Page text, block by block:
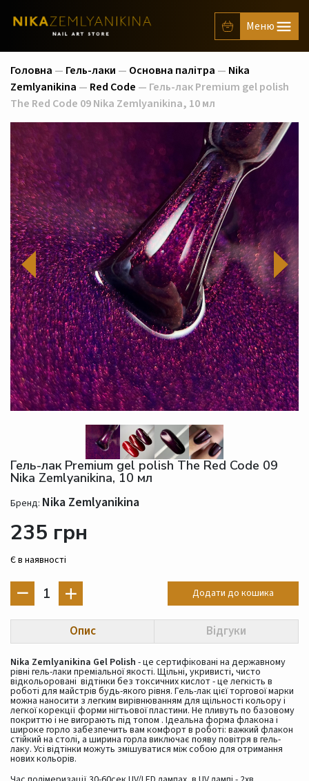
Головна — Гель-лаки — Основна палітра — Nika
Zemlyanikina — Red Code — Гель-лак Premium gel polish
The Red Code 09 Nika Zemlyanikina, 10 мл
Гель-лак Premium gel polish The Red Code 09
Nika Zemlyanikina, 10 мл
Бренд: Nika Zemlyanikina
235 грн
Є в наявності
1 Додати до кошика
Опис Відгуки
Nika Zemlyanikina Gel Polish - це сертифіковані на державному
рівні гель-лаки преміальної якості. Щільні, укривисті, чисто
відкольоровані відтінки без токсичних кислот - це легкість в
роботі для майстрів будь-якого рівня. Гель-лак цієї торгової марки
можна наносити з легким вирівнюванням для щільності кольору і
легкої корекції форми нігтьової пластини. Не пливуть по базовому
покриттю і не вигорають під топом . Ідеальна форма флакона і
широке горло забезпечить вам комфорт в роботі: важкий флакон
стійкий на столі, а ширина горла виключає появу повітря в гель-
лаку. Усі відтінки можуть змішуватися між собою для отримання
нових кольорів.